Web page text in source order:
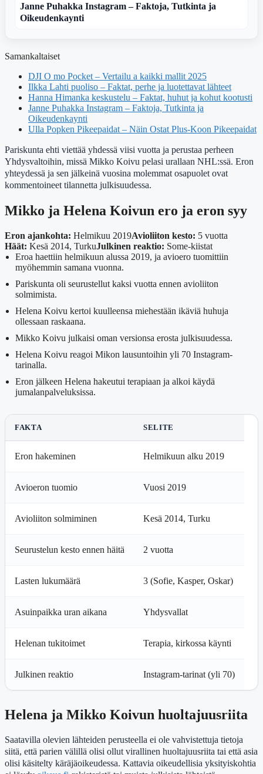
Janne Puhakka Instagram – Faktoja, Tutkinta ja
Oikeudenkaynti
Samankaltaiset
DJI O mo Pocket – Vertailu a kaikki mallit 2025
Ilkka Lahti puoliso – Faktat, perhe ja luotettavat lähteet
Hanna Himanka keskustelu – Faktat, huhut ja kohut kootusti
Janne Puhakka Instagram – Faktoja, Tutkinta ja
Oikeudenkaynti
Ulla Popken Pikeepaidat – Näin Ostat Plus-Koon Pikeepaidat
Pariskunta ehti viettää yhdessä viisi vuotta ja perustaa perheen
Yhdysvaltoihin, missä Mikko Koivu pelasi urallaan NHL:ssä. Eron
yhteydessä ja sen jälkeinä vuosina molemmat osapuolet ovat
kommentoineet tilannetta julkisuudessa.
Mikko ja Helena Koivun ero ja eron syy
Eron ajankohta: Helmikuu 2019Avioliiton kesto: 5 vuotta
Häät: Kesä 2014, TurkuJulkinen reaktio: Some-kiistat
Eroa haettiin helmikuun alussa 2019, ja avioero tuomittiin
myöhemmin samana vuonna.
Pariskunta oli seurustellut kaksi vuotta ennen avioliiton
solmimista.
Helena Koivu kertoi kuulleensa miehestään ikäviä huhuja
ollessaan raskaana.
Mikko Koivu julkaisi oman versionsa erosta julkisuudessa.
Helena Koivu reagoi Mikon lausuntoihin yli 70 Instagram-
tarinalla.
Eron jälkeen Helena hakeutui terapiaan ja alkoi käydä
jumalanpalveluksissa.
FAKTA SELITE
Eron hakeminen Helmikuun alku 2019
Avioeron tuomio Vuosi 2019
Avioliiton solmiminen Kesä 2014, Turku
Seurustelun kesto ennen häitä 2 vuotta
Lasten lukumäärä 3 (Sofie, Kasper, Oskar)
Asuinpaikka uran aikana Yhdysvallat
Helenan tukitoimet Terapia, kirkossa käynti
Julkinen reaktio Instagram-tarinat (yli 70)
Helena ja Mikko Koivun huoltajuusriita
Saatavilla olevien lähteiden perusteella ei ole vahvistettuja tietoja
siitä, että parien välillä olisi ollut virallinen huoltajuusriita tai että asia
olisi käsitelty käräjäoikeudessa. Kattavia oikeudellisia yksityiskohtia